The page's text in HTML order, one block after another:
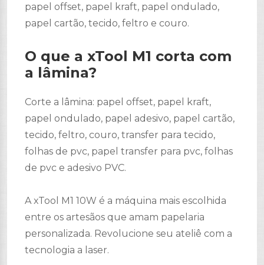
papel offset, papel kraft, papel ondulado,
papel cartão, tecido, feltro e couro.
O que a xTool M1 corta com
a lâmina?
Corte a lâmina: papel offset, papel kraft,
papel ondulado, papel adesivo, papel cartão,
tecido, feltro, couro, transfer para tecido,
folhas de pvc, papel transfer para pvc, folhas
de pvc e adesivo PVC.
A xTool M1 10W é a máquina mais escolhida
entre os artesãos que amam papelaria
personalizada. Revolucione seu ateliê com a
tecnologia a laser.